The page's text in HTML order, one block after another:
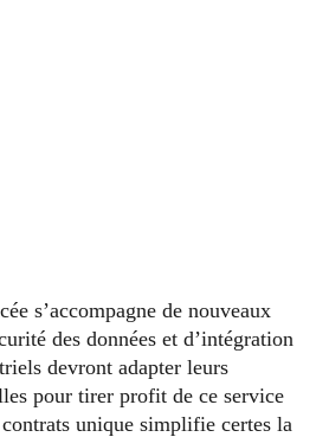
s’accompagne de nouveaux
des données et d’intégration
devront adapter leurs
pour tirer profit de ce service
unique simplifie certes la